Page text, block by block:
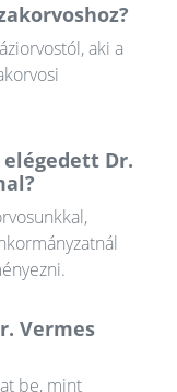
aki a
Dr.
Vermes
be, mint